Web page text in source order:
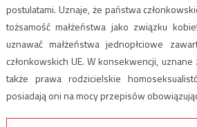
postulatami. Uznaje, że państwa
tożsamość małżeństwa jako związku
uznawać małżeństwa jednopłciowe
członkowskich UE. W konsekwencji,
także prawa rodzicielskie
posiadają oni na mocy przepisów